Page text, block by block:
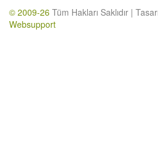
© 2009-26 Tüm Hakları Saklıdır |
Websupport